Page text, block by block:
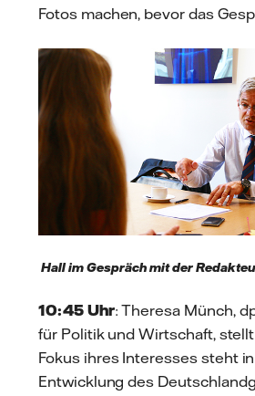
Fotos machen, bevor das
Hall im Gespräch mit der
10:45 Uhr: Theresa Münch,
für Politik und Wirtschaft,
Fokus ihres Interesses steht
Entwicklung des